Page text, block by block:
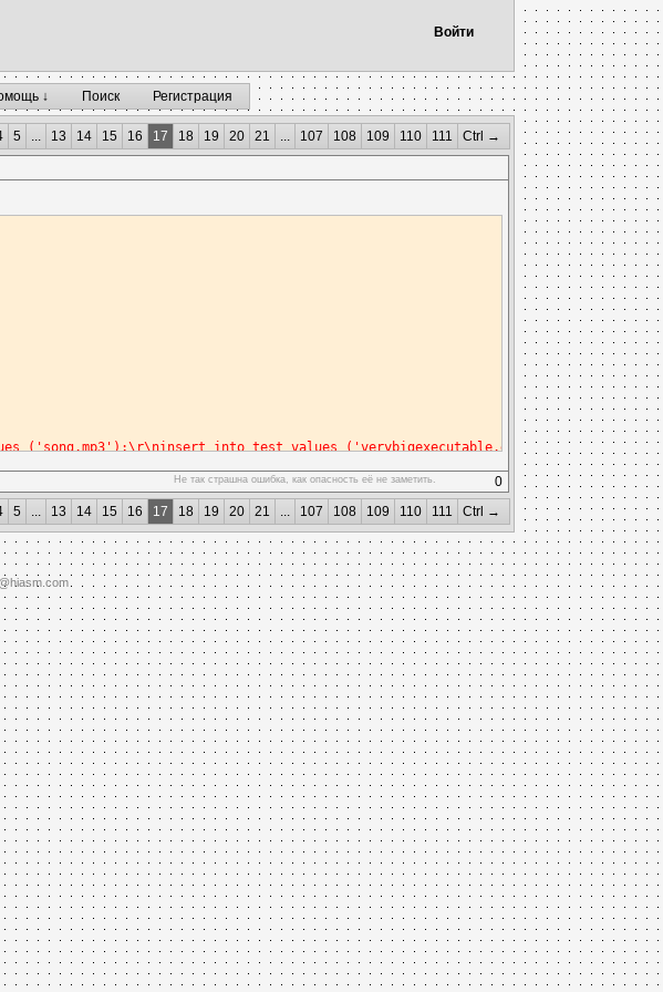
Войти
↓ Поиск Регистрация
5 ... 13 14 15 16 17 18 19 20 21 ... 107 108 109 110 111 Ctrl →
into test values ('verybigexecutable.exe');\r\ninsert
Не так страшна ошибка, как опасность её не заметить.
0
5 ... 13 14 15 16 17 18 19 20 21 ... 107 108 109 110 111 Ctrl →